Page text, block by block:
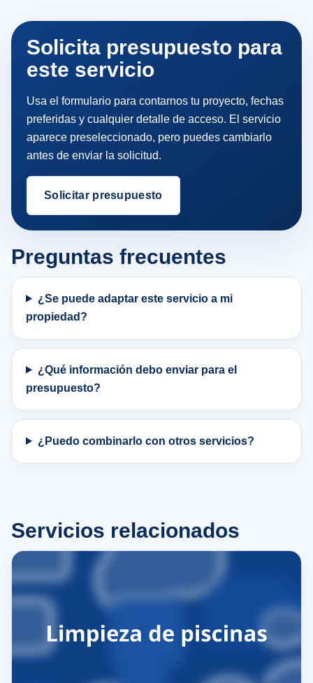
Solicita presupuesto para
este servicio
Usa el formulario para contarnos tu proyecto, fechas
preferidas y cualquier detalle de acceso. El servicio
aparece preseleccionado, pero puedes cambiarlo
antes de enviar la solicitud.
Solicitar presupuesto
Preguntas frecuentes
¿Se puede adaptar este servicio a mi
propiedad?
¿Qué información debo enviar para el
presupuesto?
¿Puedo combinarlo con otros servicios?
Servicios relacionados